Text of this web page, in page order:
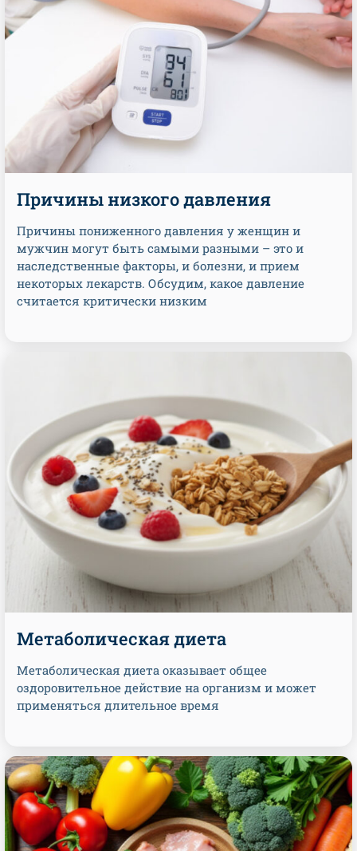
Причины низкого давления
Причины пониженного давления у женщин и
мужчин могут быть самыми разными – это и
наследственные факторы, и болезни, и прием
некоторых лекарств. Обсудим, какое давление
считается критически низким
Метаболическая диета
Метаболическая диета оказывает общее
оздоровительное действие на организм и может
применяться длительное время